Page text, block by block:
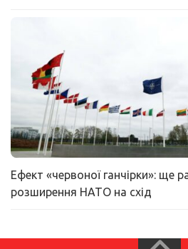
Ефект «червоної ганчірки»: ще
розширення НАТО на схід